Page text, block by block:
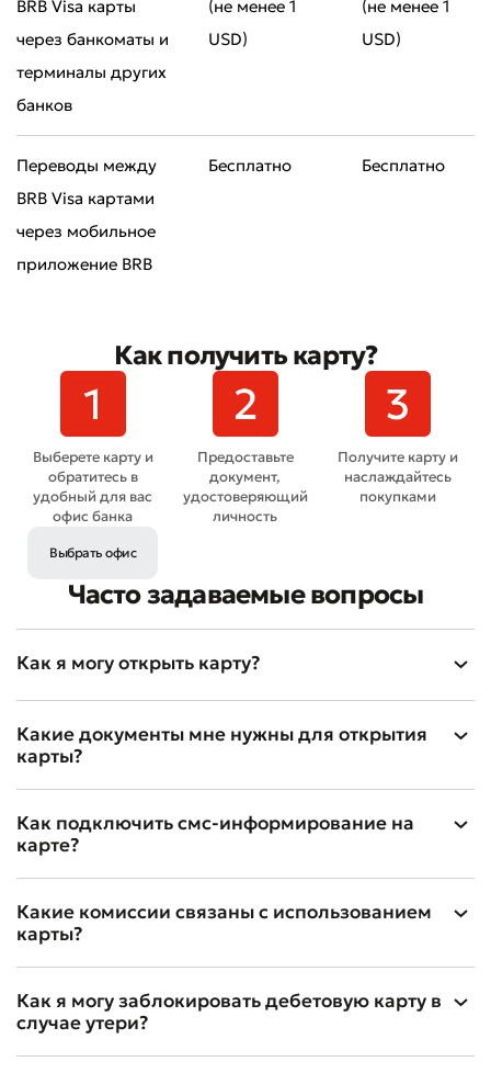
Оцените качество обслуживания
Оставить обращение
BRB Visa карты
через банкоматы и
терминалы других
банков
(не менее 1
USD)
(не менее 1
USD)
Переводы между
BRB Visa картами
через мобильное
приложение BRB
Бесплатно Бесплатно
Как получить карту?
Выберете карту и
обратитесь в
удобный для вас
офис банка
Выбрать офис
Предоставьте
документ,
удостоверяющий
личность
Получите карту и
наслаждайтесь
покупками
Часто задаваемые вопросы
Как я могу открыть карту?
Какие документы мне нужны для открытия
карты?
Как подключить смс-информирование на
карте?
Какие комиссии связаны с использованием
карты?
Как я могу заблокировать дебетовую карту в
случае утери?